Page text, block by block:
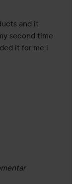
and it
second time
it for me i